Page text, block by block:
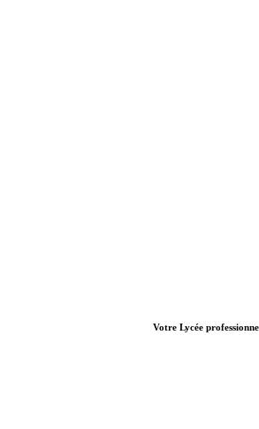
Votre Lycée